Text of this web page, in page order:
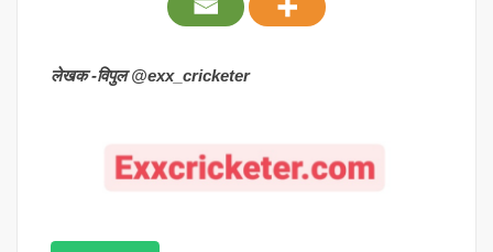
लेखक -विपुल @exx_cricketer